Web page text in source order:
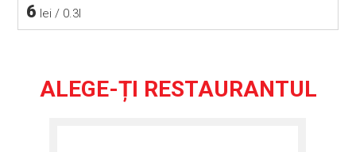
6 lei / 0.3l
ALEGE-ȚI RESTAURANTUL